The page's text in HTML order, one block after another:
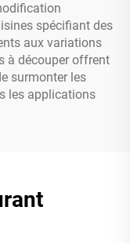
spécifiant des
aux variations
à découper offrent
surmonter les
les applications